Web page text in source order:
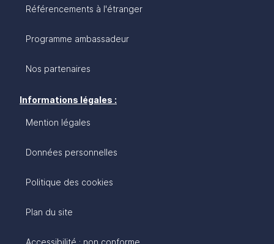
Référencements à l'étranger
Programme ambassadeur
Nos partenaires
Informations légales :
Mention légales
Données personnelles
Politique des cookies
Plan du site
Accessibilité : non conforme